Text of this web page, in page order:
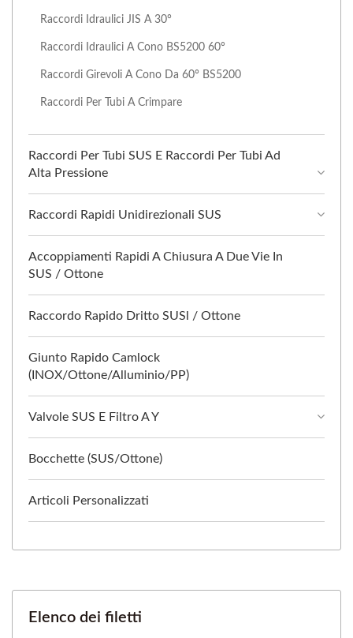
Raccordi Idraulici JIS A 30°
Raccordi Idraulici A Cono BS5200 60°
Raccordi Girevoli A Cono Da 60° BS5200
Raccordi Per Tubi A Crimpare
Raccordi Per Tubi SUS E Raccordi Per Tubi Ad
Alta Pressione
Raccordi Rapidi Unidirezionali SUS
Accoppiamenti Rapidi A Chiusura A Due Vie In
SUS / Ottone
Raccordo Rapido Dritto SUSl / Ottone
Giunto Rapido Camlock
(INOX/Ottone/Alluminio/PP)
Valvole SUS E Filtro A Y
Bocchette (SUS/Ottone)
Articoli Personalizzati
Elenco dei filetti